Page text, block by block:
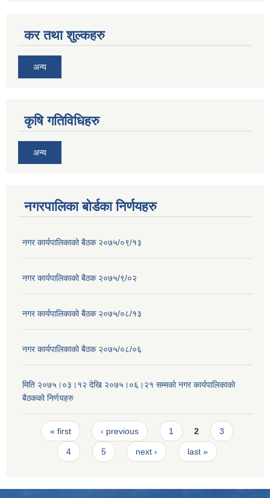
कर तथा शुल्कहरु
अन्य
कृषि गतिविधिहरु
अन्य
नगरपालिका बोर्डका निर्णयहरु
नगर कार्यपालिकाकाे बैठक २०७५/०९/१३
नगर कार्यपालिकाकाे बैठक २०७५/९/०२
नगर कार्यपालिकाकाे बैठक २०७५/०८/१३
नगर कार्यपालिकाकाे बैठक २०७५/०८/०६
मिति २०७५।०३।१२ देखि २०७५।०६।२१ सम्मकाे नगर कार्यपालिकाकाे
बैठककाे निर्णयहरु
Pages
« first ‹ previous 1 2 3
4 5 next › last »